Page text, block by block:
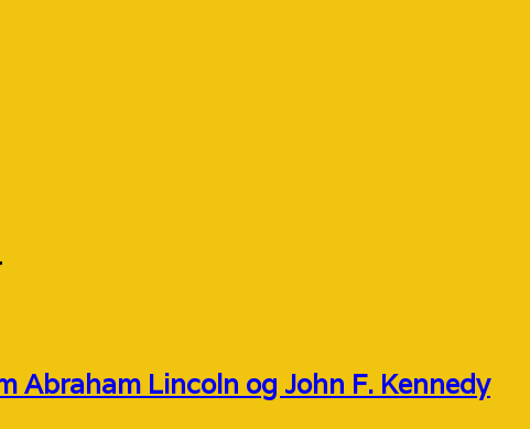
Abraham Lincoln og John F. Kennedy